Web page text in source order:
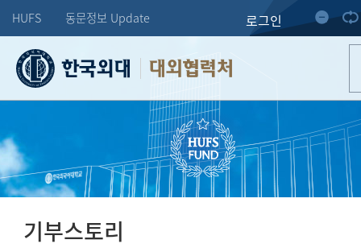
HUFS 동문정보 Update 로그인
대외협력처
기부스토리